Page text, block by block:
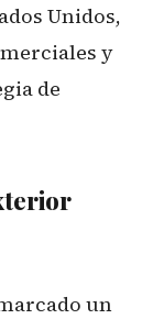
Unidos,
y
de
un